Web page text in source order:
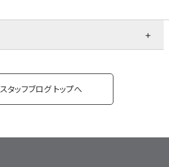
スタッフブログ トップへ